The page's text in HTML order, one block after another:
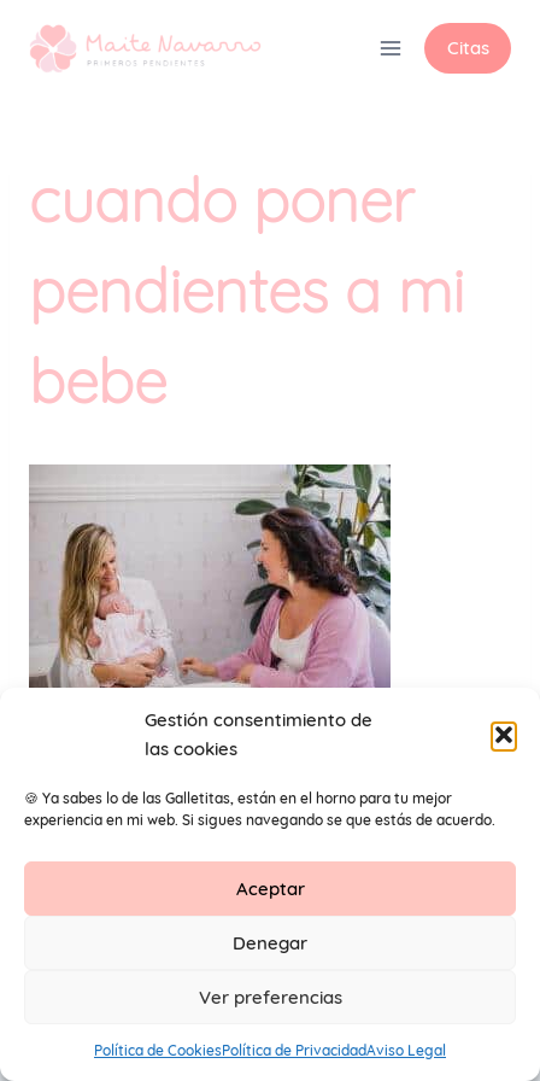
Gestión consentimiento de
las cookies
🍪 Ya sabes lo de las Galletitas, están en el horno para tu mejor
experiencia en mi web. Si sigues navegando se que estás de acuerdo.
Aceptar
Denegar
Ver preferencias
Política de CookiesPolítica de PrivacidadAviso Legal
Citas
cuando poner
pendientes a mi
bebe
cuando poner pendientes a mi bebe
Aviso Legal Protección de datos
© 2026 Primeros Pendientes by Maite Navarro. Todos los
derechos reservados.